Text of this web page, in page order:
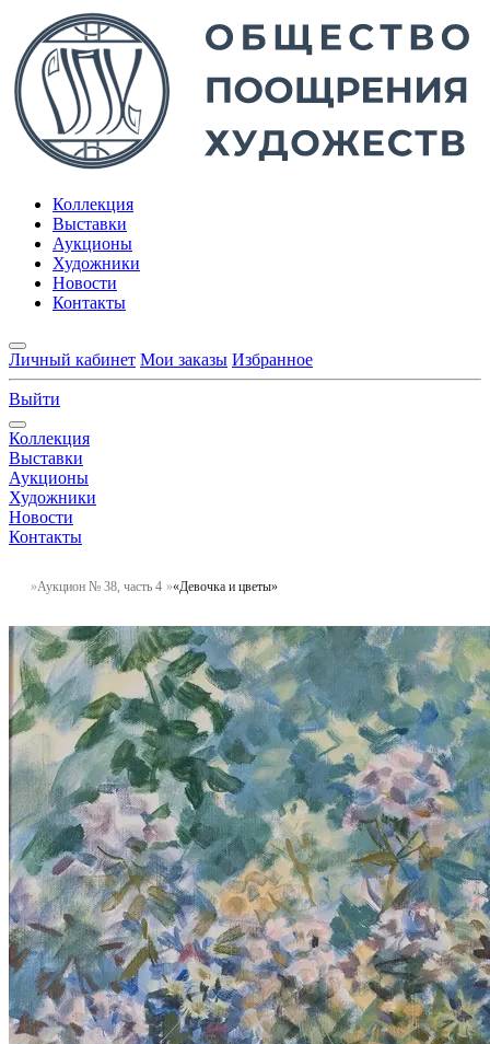
Коллекция
Выставки
Аукционы
Художники
Новости
Контакты
Личный кабинет Мои заказы Избранное
Выйти
Коллекция
Выставки
Аукционы
Художники
Новости
Контакты
Аукцион № 38, часть 4 «Девочка и цветы»